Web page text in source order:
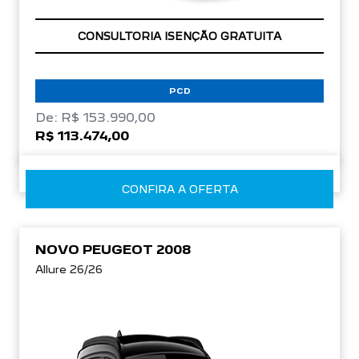
OPORTUNIDADE
PCD
De: R$ 153.990,00
R$ 113.474,00
CONFIRA A OFERTA
NOVO PEUGEOT 2008
Allure 26/26